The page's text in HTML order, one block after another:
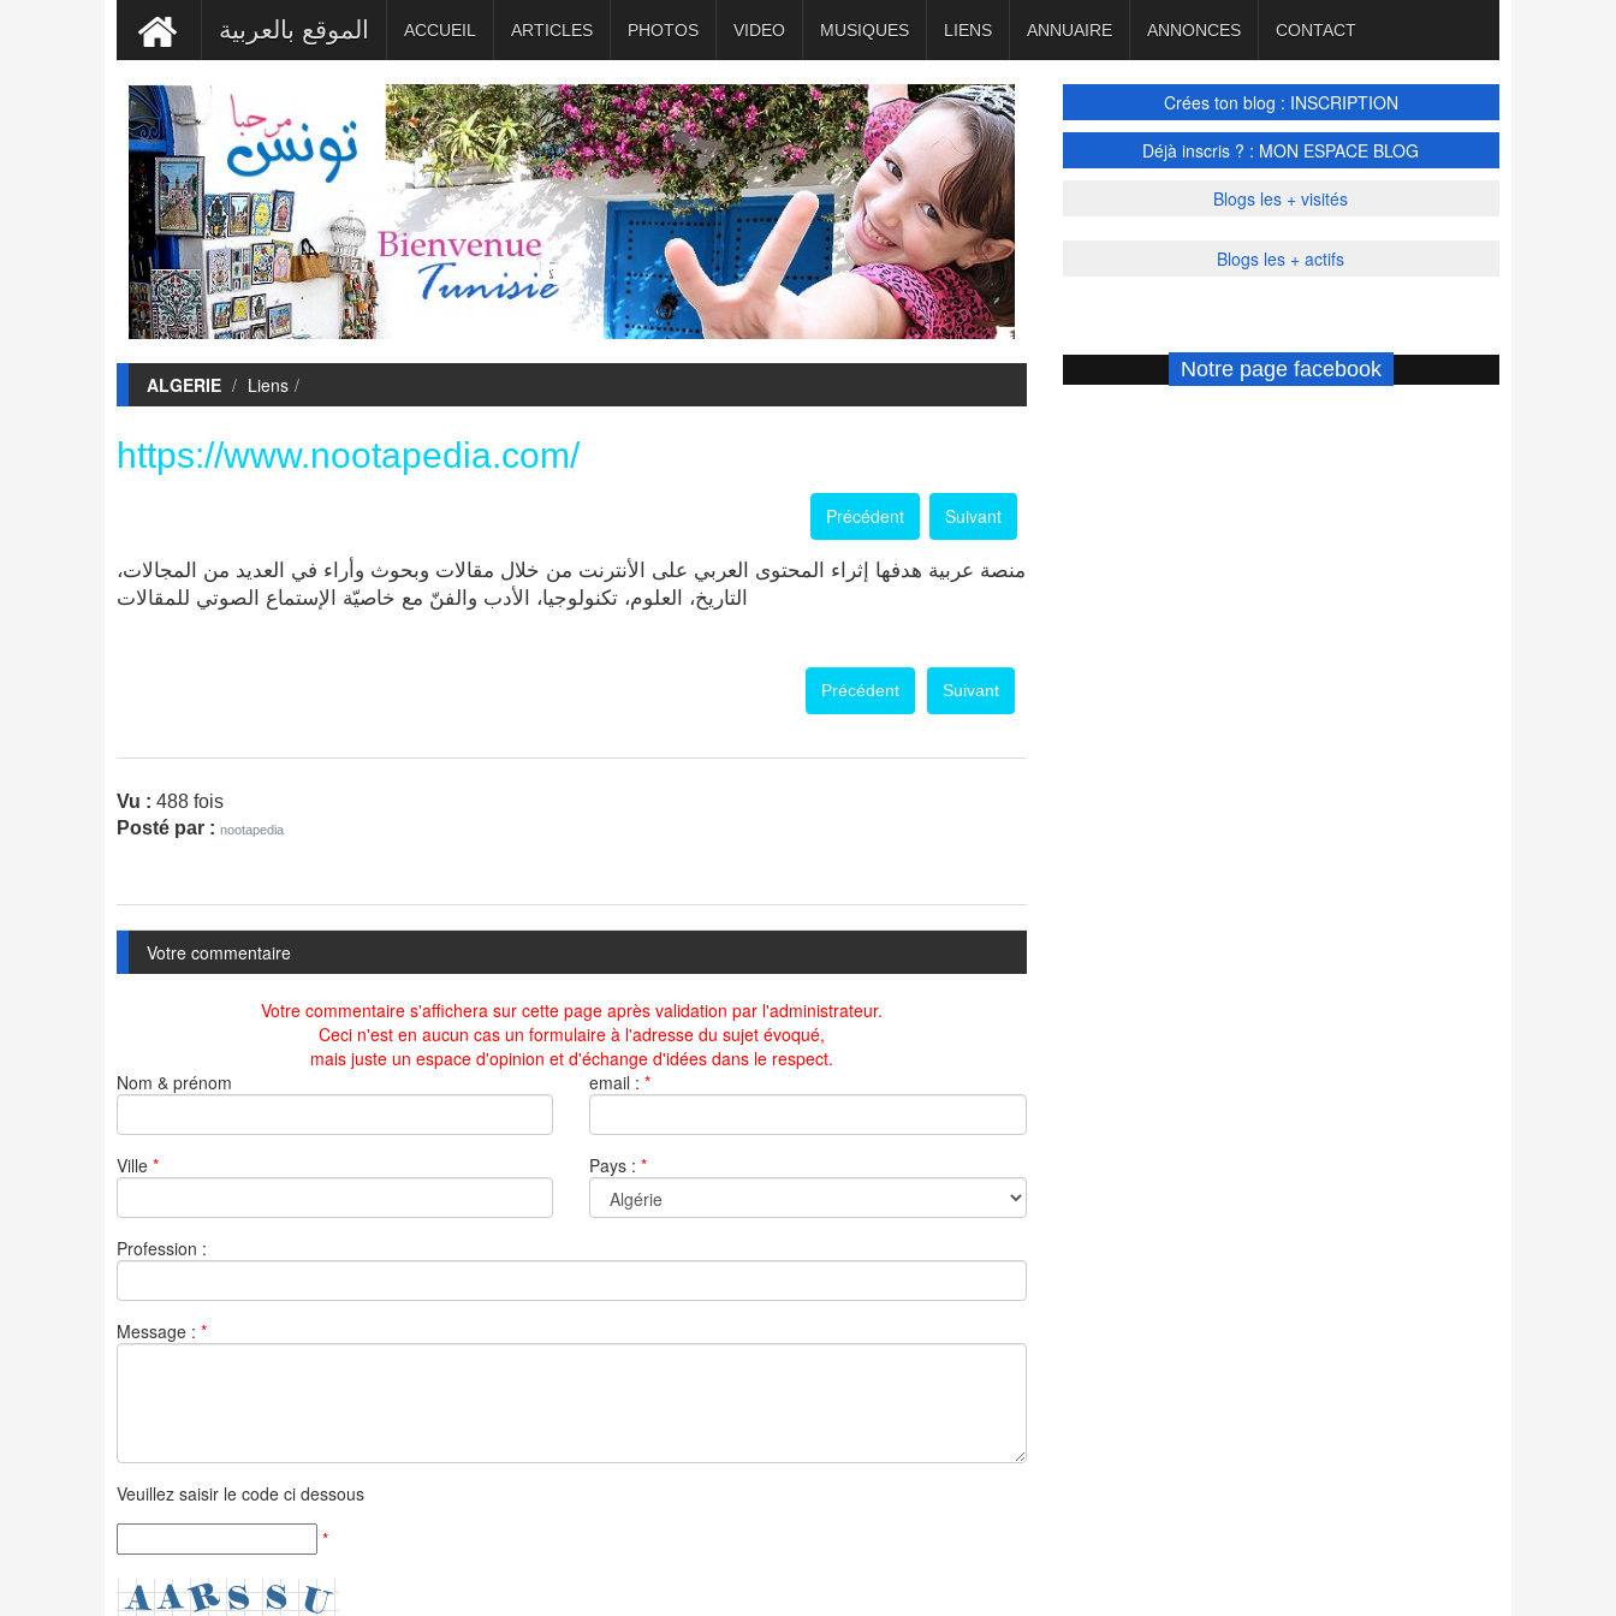
الموقع بالعربية ACCUEIL ARTICLES PHOTOS VIDEO MUSIQUES LIENS ANNUAIRE ANNONCES CONTACT
ALGERIE Liens
https://www.nootapedia.com/
Précédent Suivant
منصة عربية هدفها إثراء المحتوى العربي على الأنترنت من خلال مقالات وبحوث وأراء في العديد من المجالات،
التاريخ، العلوم، تكنولوجيا، الأدب والفنّ مع خاصيّة الإستماع الصوتي للمقالات
Précédent Suivant
Vu : 488 fois
Posté par : nootapedia
Votre commentaire
Votre commentaire s'affichera sur cette page après validation par l'administrateur.
Ceci n'est en aucun cas un formulaire à l'adresse du sujet évoqué,
mais juste un espace d'opinion et d'échange d'idées dans le respect.
Nom & prénom
email :*
Ville * Pays :*
Profession :
Message : *
Veuillez saisir le code ci dessous
*
Crées ton blog : INSCRIPTION
Déjà inscris ? : MON ESPACE BLOG
Blogs les + visités
Blogs les + actifs
Notre page facebook